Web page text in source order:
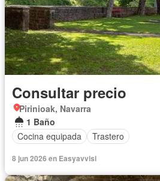
Consultar precio
Pirinioak, Navarra
1 Baño
Cocina equipada
Trastero
8 jun 2026 en Easyavvisi